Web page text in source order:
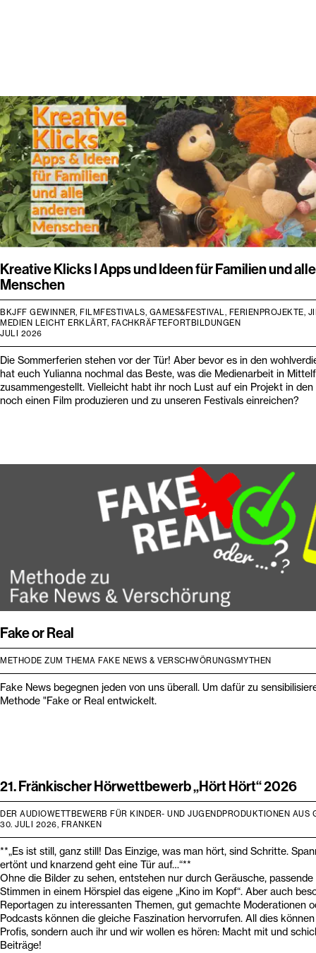
Kreative Klicks I Apps und Ideen für Familien und
Menschen
BKJFF GEWINNER, FILMFESTIVALS, GAMES&FESTIVAL, FERIENPROJEKTE,
MEDIEN LEICHT ERKLÄRT, FACHKRÄFTEFORTBILDUNGEN
JULI 2026
Die Sommerferien stehen vor der Tür! Aber bevor es in den
hat euch Yulianna nochmal das Beste, was die Medienarbeit in
zusammengestellt. Vielleicht habt ihr noch Lust auf ein Projekt in
noch einen Film produzieren und zu unseren Festivals einreichen?
Fake or Real
METHODE ZUM THEMA FAKE NEWS & VERSCHWÖRUNGSMYTHEN
Fake News begegnen jeden von uns überall. Um dafür zu
Methode "Fake or Real entwickelt.
21. Fränkischer Hörwettbewerb „Hört Hört“ 2026
DER AUDIOWETTBEWERB FÜR KINDER- UND JUGENDPRODUKTIONEN AUS
30. JULI 2026, FRANKEN
**„Es ist still, ganz still! Das Einzige, was man hört, sind Schritte.
ertönt und knarzend geht eine Tür auf…“**
Ohne die Bilder zu sehen, entstehen nur durch Geräusche,
Stimmen in einem Hörspiel das eigene „Kino im Kopf“. Aber auch
Reportagen zu interessanten Themen, gut gemachte Moderationen
Podcasts können die gleiche Faszination hervorrufen. All dies
Profis, sondern auch ihr und wir wollen es hören: Macht mit und
Beiträge!